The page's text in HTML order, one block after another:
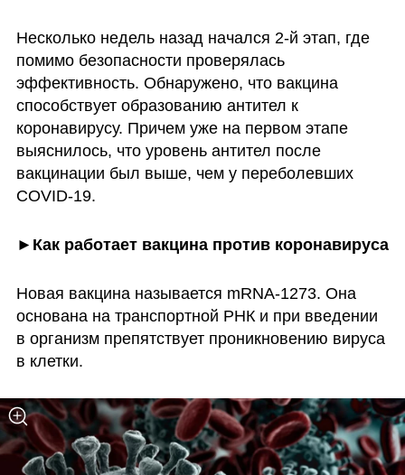
Несколько недель назад начался 2-й этап, где
помимо безопасности проверялась
эффективность. Обнаружено, что вакцина
способствует образованию антител к
коронавирусу. Причем уже на первом этапе
выяснилось, что уровень антител после
вакцинации был выше, чем у переболевших
COVID-19.
►Как работает вакцина против коронавируса
Новая вакцина называется mRNA-1273. Она
основана на транспортной РНК и при введении
в организм препятствует проникновению вируса
в клетки.